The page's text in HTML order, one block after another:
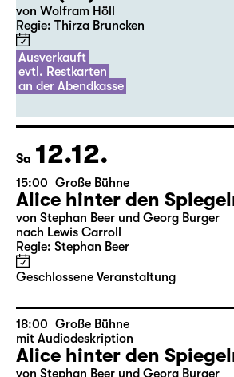
20:00 Diskothek
Premiere
Auftragswerk des Schauspiel Leipzig
OST (UA)
von Wolfram Höll
Regie: Thirza Bruncken
Ausverkauft
evtl. Restkarten
an der Abendkasse
Sa 12.12.
15:00 Große Bühne
Alice hinter den Spiegeln
von Stephan Beer und Georg Burger
Regie: Stephan Beer
Geschlossene Veranstaltung